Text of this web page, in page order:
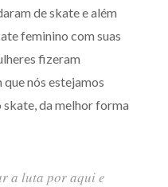
de skate e além
feminino com suas
fizeram
nós estejamos
da melhor forma
a luta por aqui e